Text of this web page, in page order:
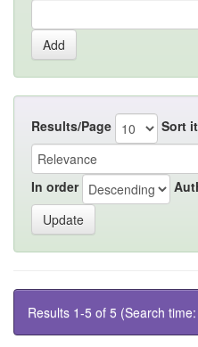
Results/Page Sort
In order
Results 1-5 of 5 (Search